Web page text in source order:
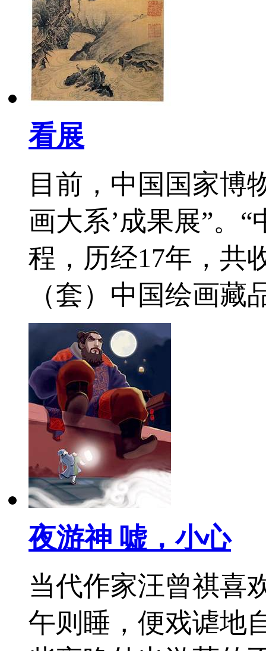
看展
目前，中国国家
画大系’成果展”。
程，历经17年，共
（套）中国绘画
夜游神 嘘，小心
当代作家汪曾祺喜
午则睡，便戏谑地